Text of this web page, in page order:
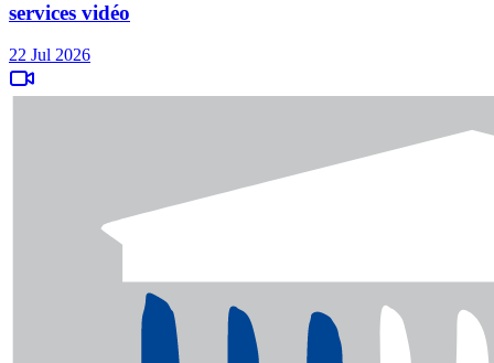
services vidéo
22 Jul 2026